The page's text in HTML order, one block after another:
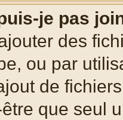
je pas
des
ou par
de
que seul